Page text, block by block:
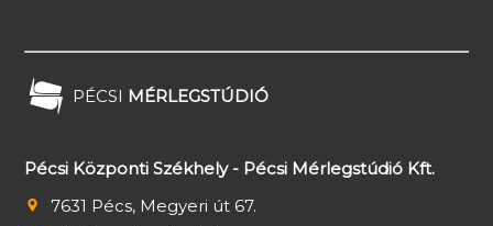
PÉCSI MÉRLEGSTÚDIÓ
Pécsi Központi Székhely - Pécsi Mérlegstúdió Kft.
7631 Pécs, Megyeri út 67.